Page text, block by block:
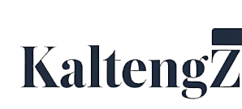
content